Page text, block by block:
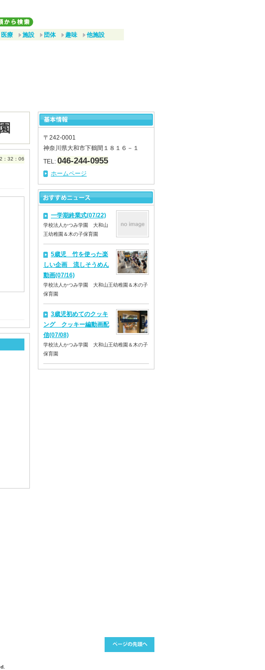
医療 施設 団体 趣味 他施設
：32：06
〒242-0001
神奈川県大和市下鶴間１８１６－１
TEL: 046-244-0955
ホームページ
一学期終業式(07/22)
学校法人かつみ学園 大和山
王幼稚園＆木の子保育園
5歳児 竹を使った楽
しい企画 流しそうめん
動画(07/16)
学校法人かつみ学園 大和山王幼稚園＆木の子
保育園
3歳児初めてのクッキ
ング クッキー編動画配
信(07/08)
学校法人かつみ学園 大和山王幼稚園＆木の子
保育園